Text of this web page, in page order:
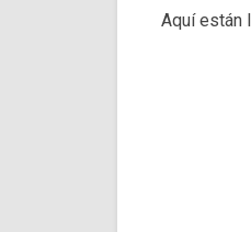
Aquí están